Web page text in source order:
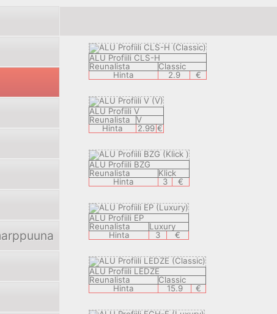
ALU Profiili CLS-H
Reunalista
Classic
Hinta
2.9 €
ALU Profiili V
Reunalista
V
Hinta
2.99 €
ALU Profiili BZG
Reunalista
Klick
Hinta
3 €
ALU Profiili EP
Reunalista
Luxury
Hinta
3 €
ALU Profiili LEDZE
Reunalista
Classic
Hinta
15.9 €